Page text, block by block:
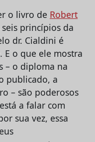
o livro de Robert
princípios da
dr. Cialdini é
o que ele mostra
– o diploma na
publicado, a
– são poderosos
a falar com
sua vez, essa